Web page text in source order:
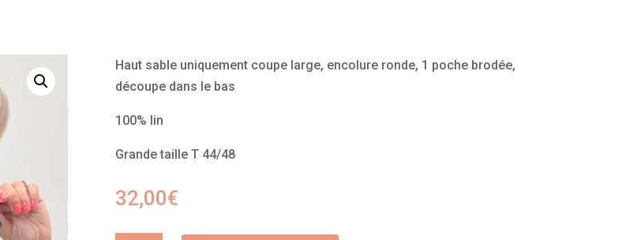
Haut sable uniquement coupe large, encolure ronde, 1 poche brodée,
découpe dans le bas
100% lin
Grande taille T 44/48
32,00€